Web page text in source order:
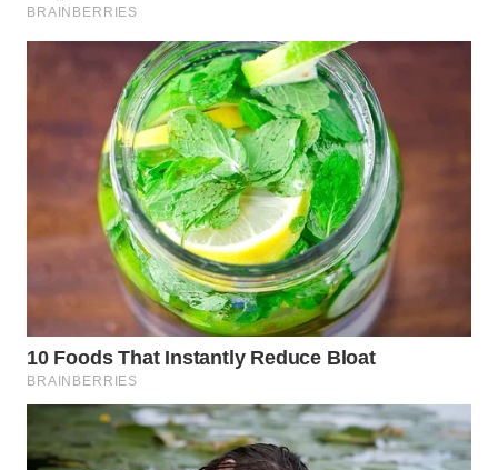
WN
TAPANULI
SELATAN
TANJUNG
LESUNG
WN
WN
SIMALUNGUN
LABUHANBATU